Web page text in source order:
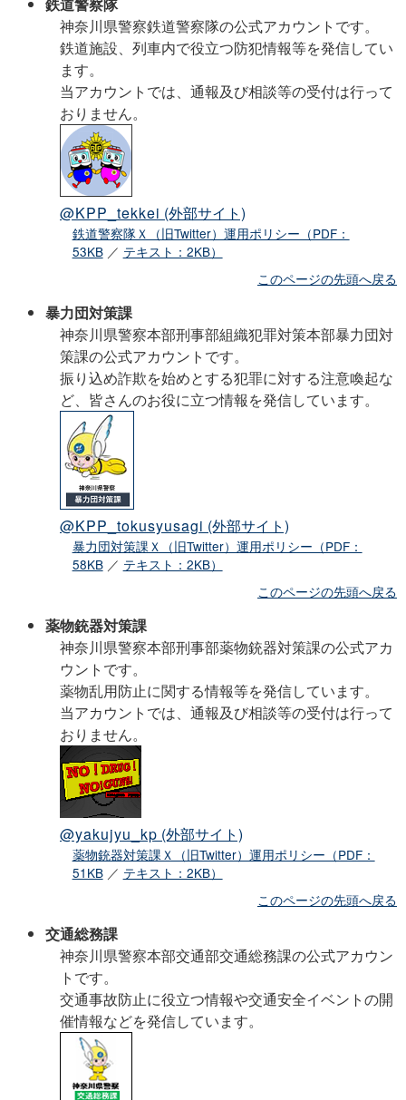
神奈川県警察鉄道警察隊の公式アカウントです。
鉄道施設、列車内で役立つ防犯情報等を発信してい
ます。
当アカウントでは、通報及び相談等の受付は行って
おりません。
@KPP_tekkei (外部サイト)
鉄道警察隊Ｘ（旧Twitter）運用ポリシー（PDF：
53KB／ テキスト：2KB）
このページの先頭へ戻る
暴力団対策課
神奈川県警察本部刑事部組織犯罪対策本部暴力団対
策課の公式アカウントです。
振り込め詐欺を始めとする犯罪に対する注意喚起な
ど、皆さんのお役に立つ情報を発信しています。
@KPP_tokusyusagi (外部サイト)
暴力団対策課Ｘ（旧Twitter）運用ポリシー（PDF：
58KB／ テキスト：2KB）
このページの先頭へ戻る
薬物銃器対策課
神奈川県警察本部刑事部薬物銃器対策課の公式アカ
ウントです。
薬物乱用防止に関する情報等を発信しています。
当アカウントでは、通報及び相談等の受付は行って
おりません。
@yakujyu_kp (外部サイト)
薬物銃器対策課Ｘ（旧Twitter）運用ポリシー（PDF：
51KB／ テキスト：2KB）
このページの先頭へ戻る
交通総務課
神奈川県警察本部交通部交通総務課の公式アカウン
トです。
交通事故防止に役立つ情報や交通安全イベントの開
催情報などを発信しています。